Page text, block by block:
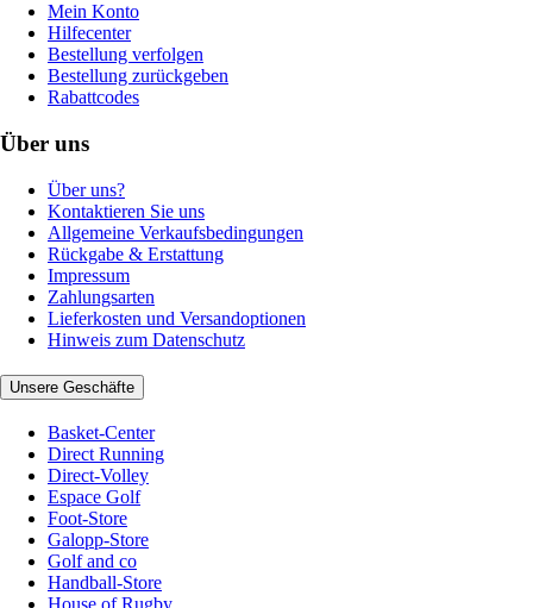
Mein Konto
Hilfecenter
Bestellung verfolgen
Bestellung zurückgeben
Rabattcodes
Über uns
Über uns?
Kontaktieren Sie uns
Allgemeine Verkaufsbedingungen
Rückgabe & Erstattung
Impressum
Zahlungsarten
Lieferkosten und Versandoptionen
Hinweis zum Datenschutz
Unsere Geschäfte
Basket-Center
Direct Running
Direct-Volley
Espace Golf
Foot-Store
Galopp-Store
Golf and co
Handball-Store